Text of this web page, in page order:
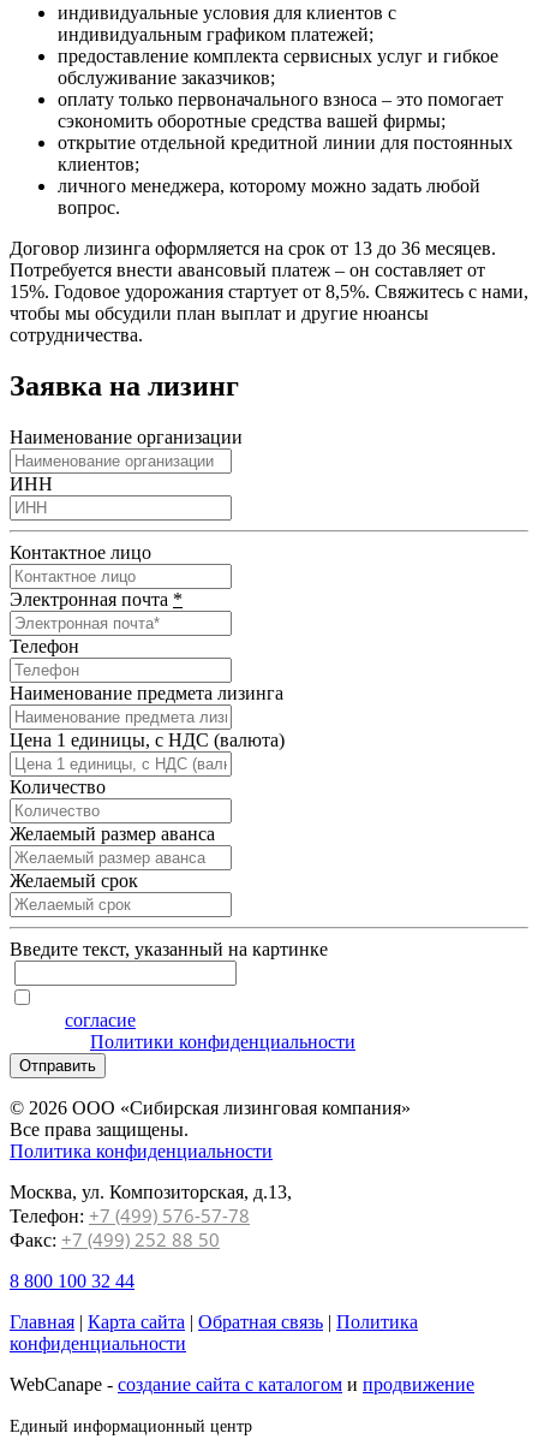
индивидуальные условия для клиентов с
индивидуальным графиком платежей;
предоставление комплекта сервисных услуг и гибкое
обслуживание заказчиков;
оплату только первоначального взноса – это помогает
сэкономить оборотные средства вашей фирмы;
открытие отдельной кредитной линии для постоянных
клиентов;
личного менеджера, которому можно задать любой
вопрос.
Договор лизинга оформляется на срок от 13 до 36 месяцев.
Потребуется внести авансовый платеж – он составляет от
15%. Годовое удорожания стартует от 8,5%. Свяжитесь с нами,
чтобы мы обсудили план выплат и другие нюансы
сотрудничества.
Заявка на лизинг
Наименование организации
ИНН
Контактное лицо
Электронная почта *
Телефон
Наименование предмета лизинга
Цена 1 единицы, с НДС (валюта)
Количество
Желаемый размер аванса
Желаемый срок
Введите текcт, указанный на картинке
согласие
Политики конфиденциальности
Отправить
© 2026 ООО «Сибирская лизинговая компания»
Все права защищены.
Политика конфиденциальности
Москва, ул. Композиторская, д.13,
Телефон: +7 (499) 576-57-78
Факс: +7 (499) 252 88 50
8 800 100 32 44
Главная | Карта сайта | Обратная связь | Политика
конфиденциальности
WebCanape - создание сайта с каталогом и продвижение
Единый информационный центр